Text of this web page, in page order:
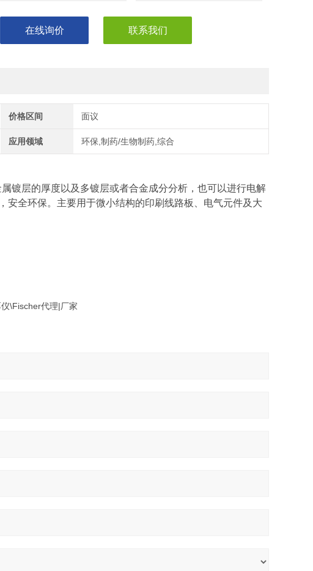
在线询价 联系我们
价格区间 面议
应用领域 环保,制药/生物制药,综合
镀层的厚度以及多镀层或者合金成分分析，也可以进行电解
全环保。主要用于微小结构的印刷线路板、电气元件及大